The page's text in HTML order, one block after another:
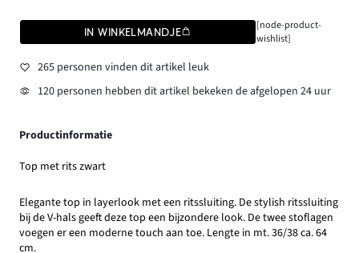
IN WINKELMANDJE
[node-product-
wishlist]
265 personen vinden dit artikel leuk
120 personen hebben dit artikel bekeken de afgelopen 24 uur
Productinformatie
Top met rits zwart
Elegante top in layerlook met een ritssluiting. De stylish ritssluiting
bij de V-hals geeft deze top een bijzondere look. De twee stoflagen
voegen er een moderne touch aan toe. Lengte in mt. 36/38 ca. 64
cm.